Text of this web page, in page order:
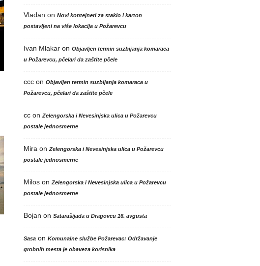
Vladan on Novi kontejneri za staklo i karton
postavljeni na više lokacija u Požarevcu
Ivan Mlakaron Objavljen termin suzbijanja komaraca
u Požarevcu, pčelari da zaštite pčele
cccon Objavljen termin suzbijanja komaraca u
Požarevcu, pčelari da zaštite pčele
ccon Zelengorska i Nevesinjska ulica u Požarevcu
postale jednosmerne
Mira on Zelengorska i Nevesinjska ulica u Požarevcu
postale jednosmerne
Miloson Zelengorska i Nevesinjska ulica u Požarevcu
postale jednosmerne
Bojan on Satarašijada u Dragovcu 16. avgusta
Sasaon Komunalne službe Požarevac: Održavanje
grobnih mesta je obaveza korisnika